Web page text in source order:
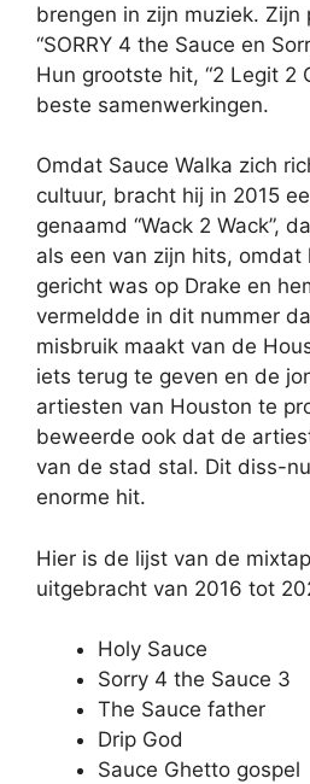
brengen in zijn muziek.
“SORRY 4 the Sauce en
Hun grootste hit, “2 Legit 2
beste samenwerkingen.
Omdat Sauce Walka zich
cultuur, bracht hij in 2015
genaamd “Wack 2 Wack”,
als een van zijn hits, omdat
gericht was op Drake en
vermeldde in dit nummer
misbruik maakt van de
iets terug te geven en de
artiesten van Houston te
beweerde ook dat de
van de stad stal. Dit diss-
enorme hit.
Hier is de lijst van de
uitgebracht van 2016 tot
Holy Sauce
Sorry 4 the Sauce 3
The Sauce father
Drip God
Sauce Ghetto gospel